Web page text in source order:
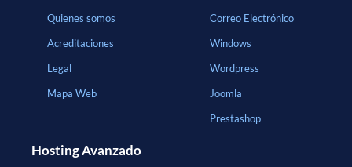
Quienes somos
Acreditaciones
Legal
Mapa Web
Correo Electrónico
Windows
Wordpress
Joomla
Prestashop
Hosting Avanzado